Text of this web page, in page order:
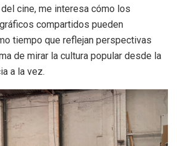
cine, me interesa cómo los
compartidos pueden
tiempo que reflejan perspectivas
de mirar la cultura popular desde la
a la vez.